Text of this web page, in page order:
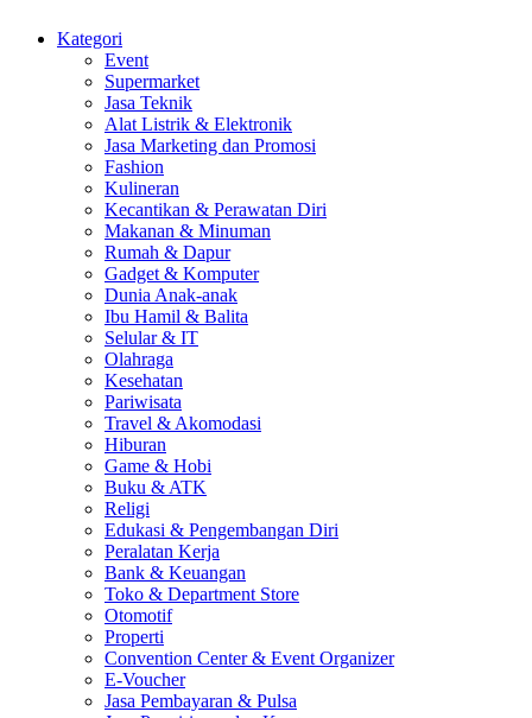
Kategori
Event
Supermarket
Jasa Teknik
Alat Listrik & Elektronik
Jasa Marketing dan Promosi
Fashion
Kulineran
Kecantikan & Perawatan Diri
Makanan & Minuman
Rumah & Dapur
Gadget & Komputer
Dunia Anak-anak
Ibu Hamil & Balita
Selular & IT
Olahraga
Kesehatan
Pariwisata
Travel & Akomodasi
Hiburan
Game & Hobi
Buku & ATK
Religi
Edukasi & Pengembangan Diri
Peralatan Kerja
Bank & Keuangan
Toko & Department Store
Otomotif
Properti
Convention Center & Event Organizer
E-Voucher
Jasa Pembayaran & Pulsa